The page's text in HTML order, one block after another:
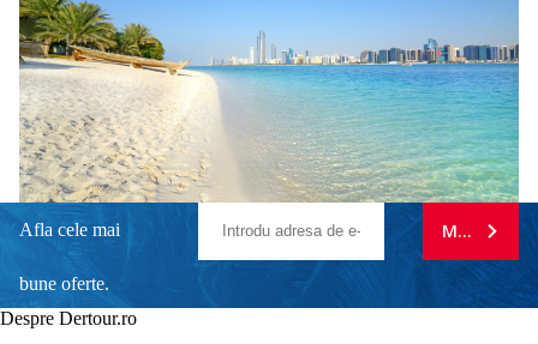
Afla cele mai
bune oferte.
MA
Despre Dertour.ro